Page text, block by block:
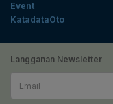
Event
KatadataOto
Langganan Newsletter